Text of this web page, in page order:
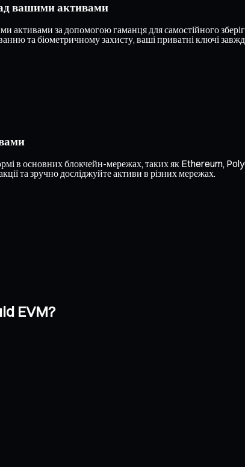
вашими активами
за допомогою гаманця для самостійного
та біометричному захисту, ваші приватні ключі
в основних блокчейн-мережах, таких як Ethereum,
та зручно досліджуйте активи в різних мережах.
EVM?